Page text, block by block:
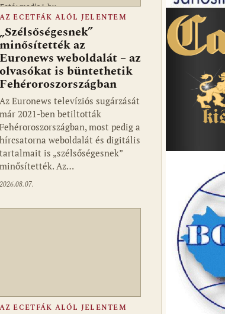
Fotó: media1.hu
AZ ECETFÁK ALÓL JELENTEM
„Szélsőségesnek”
minősítették az
Euronews weboldalát – az
olvasókat is büntethetik
Fehéroroszországban
Az Euronews televíziós sugárzását
már 2021-ben betiltották
Fehéroroszországban, most pedig a
hírcsatorna weboldalát és digitális
tartalmait is „szélsőségesnek”
minősítették. Az…
2026.08.07.
AZ ECETFÁK ALÓL JELENTEM